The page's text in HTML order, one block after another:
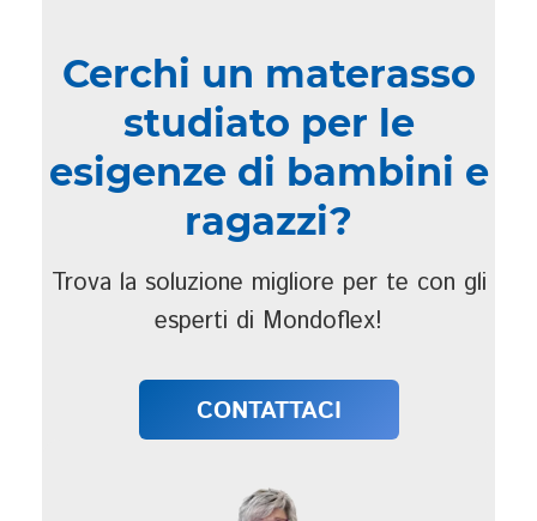
Cerchi un materasso
studiato per le
esigenze di bambini e
ragazzi?
Trova la soluzione migliore per te con gli
esperti di Mondoflex!
CONTATTACI